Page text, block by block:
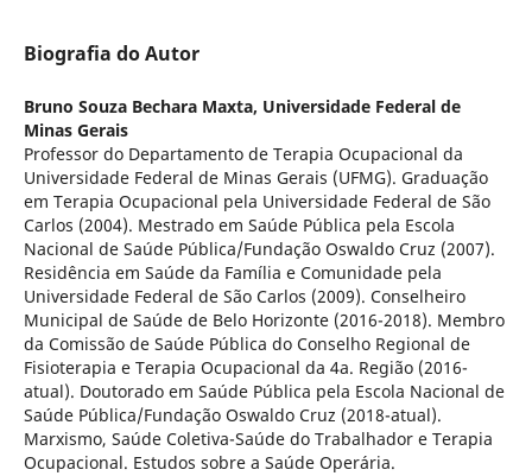
Biografia do Autor
Bruno Souza Bechara Maxta, Universidade Federal de
Minas Gerais
Professor do Departamento de Terapia Ocupacional da
Universidade Federal de Minas Gerais (UFMG). Graduação
em Terapia Ocupacional pela Universidade Federal de São
Carlos (2004). Mestrado em Saúde Pública pela Escola
Nacional de Saúde Pública/Fundação Oswaldo Cruz (2007).
Residência em Saúde da Família e Comunidade pela
Universidade Federal de São Carlos (2009). Conselheiro
Municipal de Saúde de Belo Horizonte (2016-2018). Membro
da Comissão de Saúde Pública do Conselho Regional de
Fisioterapia e Terapia Ocupacional da 4a. Região (2016-
atual). Doutorado em Saúde Pública pela Escola Nacional de
Saúde Pública/Fundação Oswaldo Cruz (2018-atual).
Marxismo, Saúde Coletiva-Saúde do Trabalhador e Terapia
Ocupacional. Estudos sobre a Saúde Operária.